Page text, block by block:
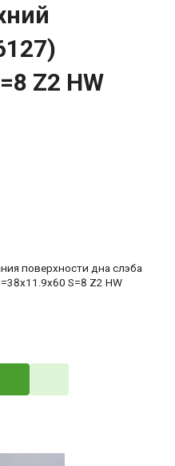
Z2 HW
поверхности дна слэба
S=8 Z2 HW